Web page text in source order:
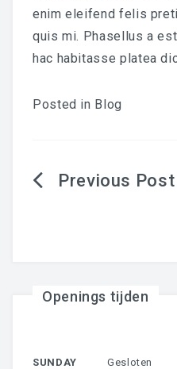
enim eleifend felis
quis mi. Phasellus a
hac habitasse platea
Posted in Blog
Openings tijden
SUNDAY Gesloten